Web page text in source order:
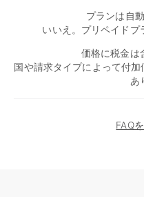
プランは自
いいえ。プリペイドプ
価格に税金は
国や請求タイプによって付
あ
FAQ